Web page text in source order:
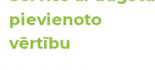
pievienoto
vērtību